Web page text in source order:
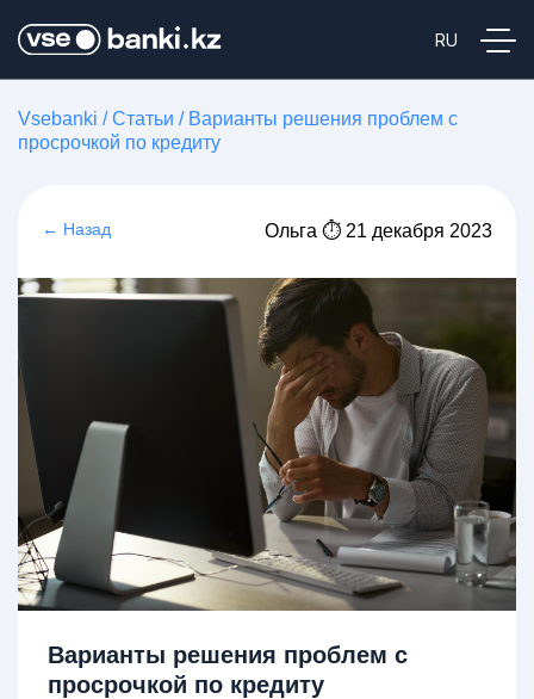
Vsebanki /Статьи / Варианты решения проблем с
просрочкой по кредиту
← Назад Ольга ⏱ 21 декабря 2023
Варианты решения проблем с
просрочкой по кредиту